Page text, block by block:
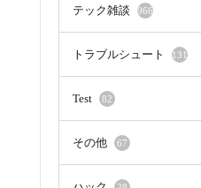
テック雑談 966
トラブルシュート 131
Test 82
その他 67